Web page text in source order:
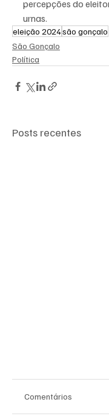
percepções do
urnas.
eleição 2024são gonçalo
São Gonçalo
Política
Posts recentes
Comentários